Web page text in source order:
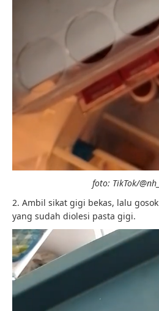
foto: TikTok/
2. Ambil sikat gigi bekas, lalu
yang sudah diolesi pasta gigi.